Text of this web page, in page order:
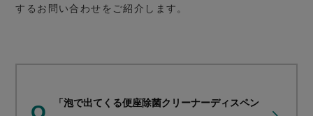
するお問い合わせをご紹介します。
「泡で出てくる便座除菌クリーナーディスペン